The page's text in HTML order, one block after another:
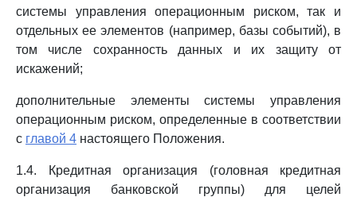
системы управления операционным риском, так и
отдельных ее элементов (например, базы событий), в
том числе сохранность данных и их защиту от
искажений;
дополнительные элементы системы управления
операционным риском, определенные в соответствии
с главой 4 настоящего Положения.
1.4. Кредитная организация (головная кредитная
организация банковской группы) для целей